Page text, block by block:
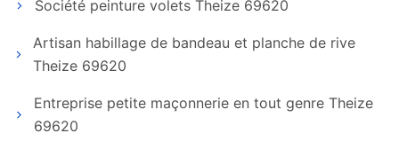
Société peinture volets Theize 69620
Artisan habillage de bandeau et planche de rive
Theize 69620
Entreprise petite maçonnerie en tout genre Theize
69620